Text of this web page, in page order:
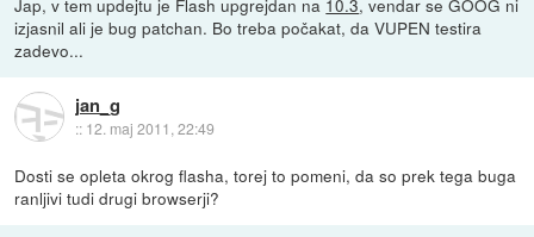
Jap, v tem updejtu je Flash upgrejdan na 10.3, vendar se GOOG ni
izjasnil ali je bug patchan. Bo treba počakat, da VUPEN testira
zadevo...
jan_g
:: 12. maj 2011, 22:49
Dosti se opleta okrog flasha, torej to pomeni, da so prek tega buga
ranljivi tudi drugi browserji?